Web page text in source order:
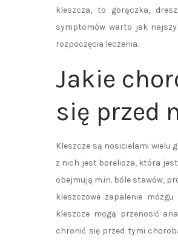
kleszcza, to gorączka,
symptomów warto jak
rozpoczęcia leczenia.
Jakie
się przed
Kleszcze są nosicielami wielu
z nich jest borelioza, która
obejmują m.in. bóle stawów,
kleszczowe zapalenie
kleszcze mogą przenosić
chronić się przed tymi